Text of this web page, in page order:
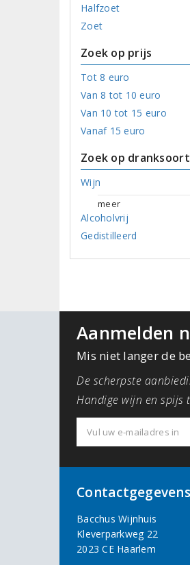
Halfzoet
Zoet
Zoek op prijs
Tot 8 euro
Van 8 tot 10 euro
Van 10 tot 15 euro
Vanaf 15 euro
Zoek op dranksoort
Wijn
meer
Alcoholvrij
Gedistilleerd
Aanmelden
Mis niet langer de
De scherpste
Handige wijn en spijs
Contactgegevens
Bacchus Wijnhuis
Kleverparkweg 22
2023 CE Haarlem